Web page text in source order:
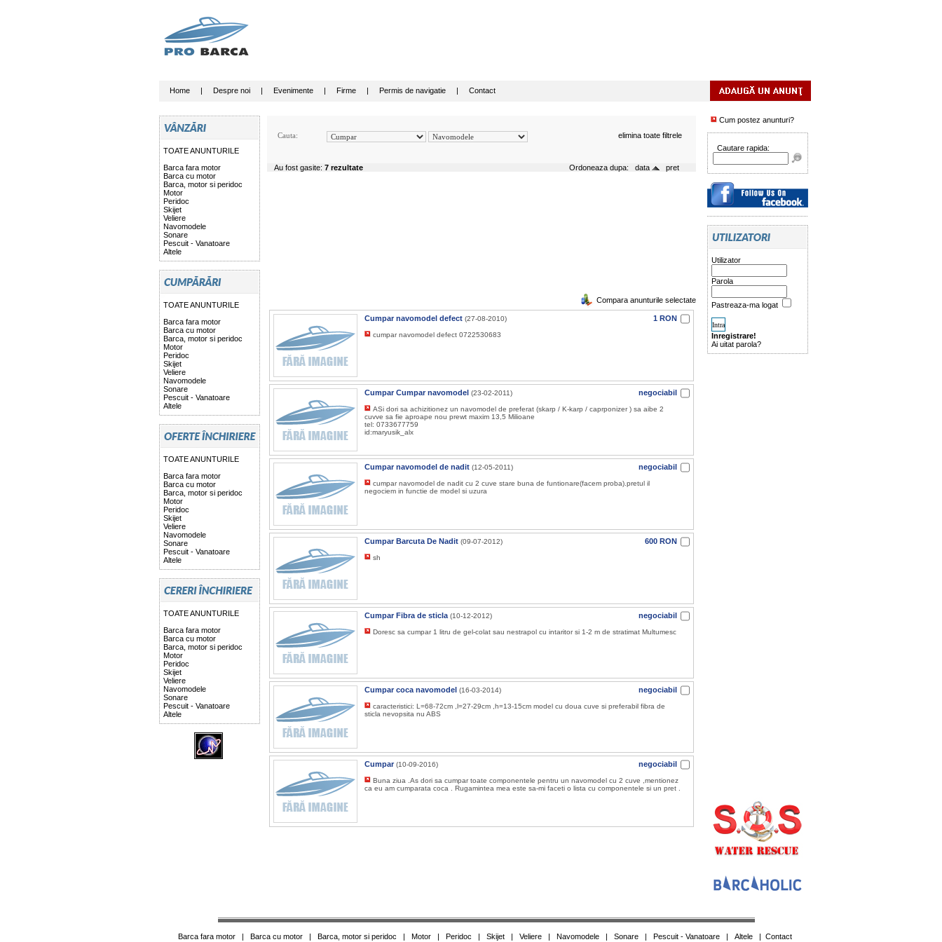
Home | Despre noi | Evenimente | Firme | Permis de navigatie | Contact
TOATE ANUNTURILE
Barca fara motor
Barca cu motor
Barca, motor si peridoc
Motor
Peridoc
Skijet
Veliere
Navomodele
Sonare
Pescuit - Vanatoare
Altele
TOATE ANUNTURILE
Barca fara motor
Barca cu motor
Barca, motor si peridoc
Motor
Peridoc
Skijet
Veliere
Navomodele
Sonare
Pescuit - Vanatoare
Altele
TOATE ANUNTURILE
Barca fara motor
Barca cu motor
Barca, motor si peridoc
Motor
Peridoc
Skijet
Veliere
Navomodele
Sonare
Pescuit - Vanatoare
Altele
TOATE ANUNTURILE
Barca fara motor
Barca cu motor
Barca, motor si peridoc
Motor
Peridoc
Skijet
Veliere
Navomodele
Sonare
Pescuit - Vanatoare
Altele
Cauta: elimina toate filtrele
Au fost gasite: 7 rezultate Ordoneaza dupa: data pret
Compara anunturile selectate
Cumpar navomodel defect (27-08-2010) 1 RON
cumpar navomodel defect 0722530683
Cumpar Cumpar navomodel (23-02-2011) negociabil
ASi dori sa achizitionez un navomodel de preferat (skarp / K-karp / caprponizer ) sa aibe 2
cuvve sa fie aproape nou prewt maxim 13,5 Milioane
tel: 0733677759
id:maryusik_alx
Cumpar navomodel de nadit (12-05-2011) negociabil
cumpar navomodel de nadit cu 2 cuve stare buna de funtionare(facem proba).pretul il
negociem in functie de model si uzura
Cumpar Barcuta De Nadit (09-07-2012) 600 RON
sh
Cumpar Fibra de sticla (10-12-2012) negociabil
Doresc sa cumpar 1 litru de gel-colat sau nestrapol cu intaritor si 1-2 m de stratimat Multumesc
Cumpar coca navomodel (16-03-2014) negociabil
caracteristici: L=68-72cm ,l=27-29cm ,h=13-15cm model cu doua cuve si preferabil fibra de
sticla nevopsita nu ABS
Cumpar(10-09-2016) negociabil
Buna ziua .As dori sa cumpar toate componentele pentru un navomodel cu 2 cuve ,mentionez
ca eu am cumparata coca . Rugamintea mea este sa-mi faceti o lista cu componentele si un pret .
Cum postez anunturi?
Cautare rapida:
Utilizator
Parola
Pastreaza-ma logat
Inregistrare!
Ai uitat parola?
Barca fara motor | Barca cu motor | Barca, motor si peridoc | Motor | Peridoc | Skijet | Veliere | Navomodele | Sonare | Pescuit - Vanatoare | Altele | Contact